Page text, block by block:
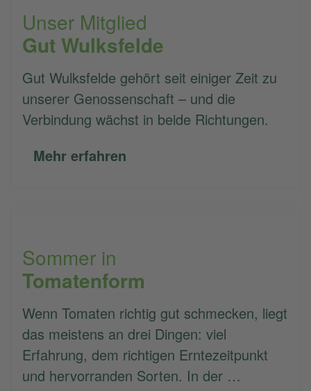
Unser Mitglied
Gut Wulksfelde
Gut Wulksfelde gehört seit einiger Zeit zu
unserer Genossenschaft – und die
Verbindung wächst in beide Richtungen.
Mehr erfahren
Sommer in
Tomatenform
Wenn Tomaten richtig gut schmecken, liegt
das meistens an drei Dingen: viel
Erfahrung, dem richtigen Erntezeitpunkt
und hervorranden Sorten. In der …